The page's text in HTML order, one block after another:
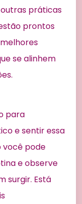
práticas
prontos
se alinhem
para
e sentir essa
você pode
e observe
surgir. Está